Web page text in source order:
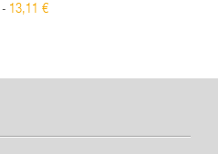
- 13,11 €